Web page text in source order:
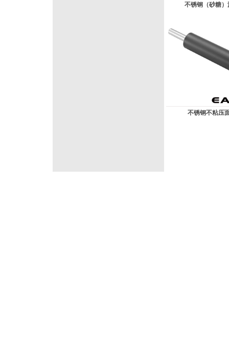
不锈钢（砂糖）
不锈钢不粘压